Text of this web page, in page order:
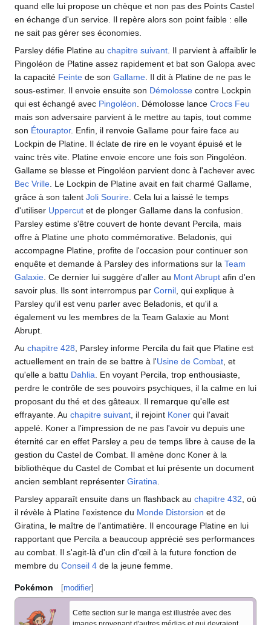
quand elle lui propose un chèque et non pas des Points Castel
en échange d'un service. Il repère alors son point faible : elle
ne sait pas gérer ses économies.
Parsley défie Platine au chapitre suivant. Il parvient à affaiblir le
Pingoléon de Platine assez rapidement et bat son Galopa avec
la capacité Feinte de son Gallame. Il dit à Platine de ne pas le
sous-estimer. Il envoie ensuite son Démolosse contre Lockpin
qui est échangé avec Pingoléon. Démolosse lance Crocs Feu
mais son adversaire parvient à le mettre au tapis, tout comme
son Étouraptor. Enfin, il renvoie Gallame pour faire face au
Lockpin de Platine. Il éclate de rire en le voyant épuisé et le
vainc très vite. Platine envoie encore une fois son Pingoléon.
Gallame se blesse et Pingoléon parvient donc à l'achever avec
Bec Vrille. Le Lockpin de Platine avait en fait charmé Gallame,
grâce à son talent Joli Sourire. Cela lui a laissé le temps
d'utiliser Uppercut et de plonger Gallame dans la confusion.
Parsley estime s'être couvert de honte devant Percila, mais
offre à Platine une photo commémorative. Beladonis, qui
accompagne Platine, profite de l'occasion pour continuer son
enquête et demande à Parsley des informations sur la Team
Galaxie. Ce dernier lui suggère d'aller au Mont Abrupt afin d'en
savoir plus. Ils sont interrompus par Cornil, qui explique à
Parsley qu'il est venu parler avec Beladonis, et qu'il a
également vu les membres de la Team Galaxie au Mont
Abrupt.
Au chapitre 428, Parsley informe Percila du fait que Platine est
actuellement en train de se battre à l'Usine de Combat, et
qu'elle a battu Dahlia. En voyant Percila, trop enthousiaste,
perdre le contrôle de ses pouvoirs psychiques, il la calme en lui
proposant du thé et des gâteaux. Il remarque qu'elle est
effrayante. Au chapitre suivant, il rejoint Koner qui l'avait
appelé. Koner a l'impression de ne pas l'avoir vu depuis une
éternité car en effet Parsley a peu de temps libre à cause de la
gestion du Castel de Combat. Il amène donc Koner à la
bibliothèque du Castel de Combat et lui présente un document
ancien semblant représenter Giratina.
Parsley apparaît ensuite dans un flashback au chapitre 432, où
il révèle à Platine l'existence du Monde Distorsion et de
Giratina, le maître de l'antimatière. Il encourage Platine en lui
rapportant que Percila a beaucoup apprécié ses performances
au combat. Il s'agit-là d'un clin d'œil à la future fonction de
membre du Conseil 4 de la jeune femme.
Pokémon [modifier]
Cette section sur le manga est illustrée avec des